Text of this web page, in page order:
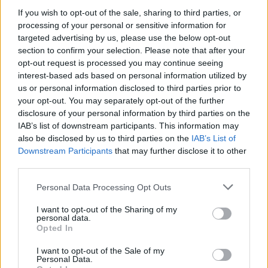
If you wish to opt-out of the sale, sharing to third parties, or
processing of your personal or sensitive information for
targeted advertising by us, please use the below opt-out
section to confirm your selection. Please note that after your
opt-out request is processed you may continue seeing
interest-based ads based on personal information utilized by
us or personal information disclosed to third parties prior to
your opt-out. You may separately opt-out of the further
disclosure of your personal information by third parties on the
IAB’s list of downstream participants. This information may
also be disclosed by us to third parties on the IAB’s List of
Downstream Participants that may further disclose it to other
Please note that this website/app uses one or more Google
not limited to your visit or usage behaviour. You may click to
grant or deny consent to Google and its third-party tags to
use your data for below specified purposes in below Google
consent section.
Personal Data Processing Opt Outs
I want to opt-out of the Sharing of my
personal data.
Opted In
I want to opt-out of the Sale of my
Personal Data.
ce
b
o
o
k
it
te
r
te
re
st
at
s
A
p
p
a
re
Articolo precedente
Prossimo articolo
NOTIZIE RECENTI
Raid nelle campagne di Berchidda, rischio per
la rete elettrica
Monte Pino, via i cancelli del cantiere: la Gallura
ritrova la strada
Nuovi stalli residenti a Palau, il Comune
completa l’iter